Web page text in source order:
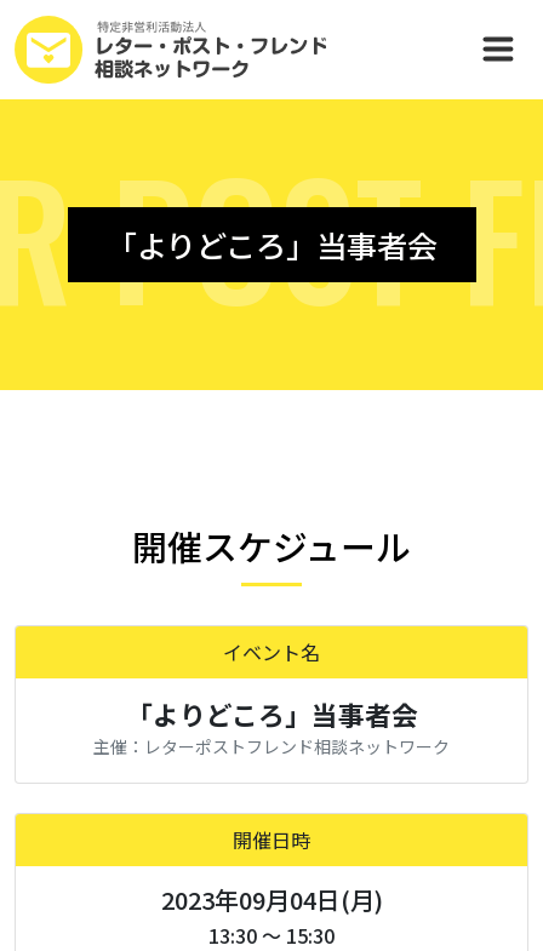
POSTF
「よりどころ」当事者会
開催スケジュール
イベント名
「よりどころ」当事者会
主催：レターポストフレンド相談ネットワーク
開催日時
2023年09月04日(月)
13:30 ～ 15:30